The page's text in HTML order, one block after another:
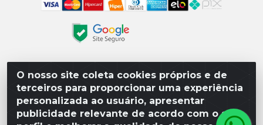
O nosso site coleta cookies próprios e de
terceiros para proporcionar uma experiência
personalizada ao usuário, apresentar
publicidade relevante de acordo com o seu
Matriz R3 Suprimentos - Rua 14, Polo Empresarial Goiás
– Etapa III, Quadra: 15; Lote 04, Aparecida de
Goiânia/GO, CEP 74985-182. - CNPJ 10.641.901/0001-16